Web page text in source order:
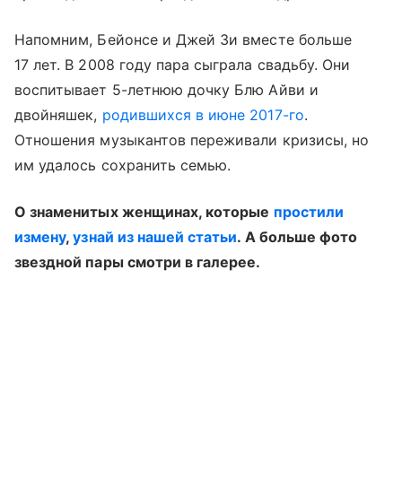
Напомним, Бейонсе и Джей Зи вместе больше
17 лет. В 2008 году пара сыграла свадьбу. Они
воспитывает 5-летнюю дочку Блю Айви и
двойняшек, родившихся в июне 2017-го.
Отношения музыкантов переживали кризисы, но
им удалось сохранить семью.
О знаменитых женщинах, которые простили
измену,узнай из нашей статьи. А больше фото
звездной пары смотри в галерее.